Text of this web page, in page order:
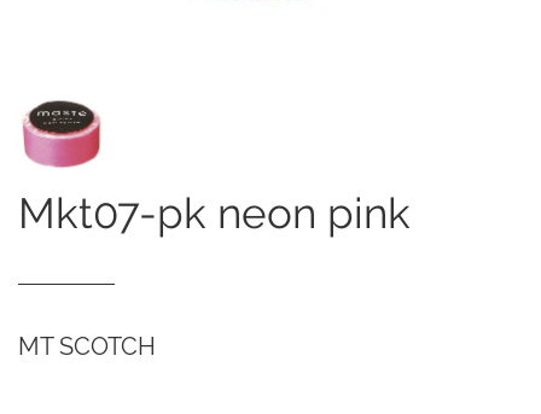
mkt07-pk neon pink
MT SCOTCH